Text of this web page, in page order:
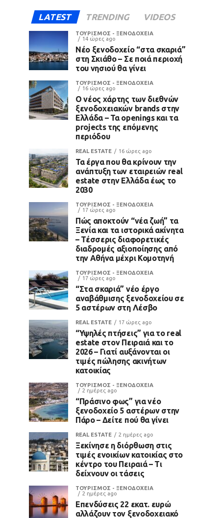
LATEST TRENDING VIDEOS
ΤΟΥΡΙΣΜΟΣ - ΞΕΝΟΔΟΧΕΙΑ
14 ώρες ago
Νέο ξενοδοχείο “στα σκαριά”
στη Σκιάθο – Σε ποιά περιοχή
του νησιού θα γίνει
ΤΟΥΡΙΣΜΟΣ - ΞΕΝΟΔΟΧΕΙΑ
16 ώρες ago
Ο νέος χάρτης των διεθνών
ξενοδοχειακών brands στην
Ελλάδα – Τα openings και τα
projects της επόμενης
περιόδου
REAL ESTATE 16 ώρες ago
Τα έργα που θα κρίνουν την
ανάπτυξη των εταιρειών real
estate στην Ελλάδα έως το
2030
ΤΟΥΡΙΣΜΟΣ - ΞΕΝΟΔΟΧΕΙΑ
17 ώρες ago
Πώς αποκτούν “νέα ζωή” τα
Ξενία και τα ιστορικά ακίνητα
– Τέσσερις διαφορετικές
διαδρομές αξιοποίησης από
την Αθήνα μέχρι Κομοτηνή
ΤΟΥΡΙΣΜΟΣ - ΞΕΝΟΔΟΧΕΙΑ
17 ώρες ago
“Στα σκαριά” νέο έργο
αναβάθμισης ξενοδοχείου σε
5 αστέρων στη Λέσβο
REAL ESTATE 17 ώρες ago
“Υψηλές πτήσεις” για το real
estate στον Πειραιά και το
2026 – Γιατί αυξάνονται οι
τιμές πώλησης ακινήτων
κατοικίας
ΤΟΥΡΙΣΜΟΣ - ΞΕΝΟΔΟΧΕΙΑ
2 ημέρες ago
“Πράσινο φως” για νέο
ξενοδοχείο 5 αστέρων στην
Πάρο – Δείτε πού θα γίνει
REAL ESTATE 2 ημέρες ago
Ξεκίνησε η διόρθωση στις
τιμές ενοικίων κατοικίας στο
κέντρο του Πειραιά – Τι
δείχνουν οι τάσεις
ΤΟΥΡΙΣΜΟΣ - ΞΕΝΟΔΟΧΕΙΑ
2 ημέρες ago
Επενδύσεις 22 εκατ. ευρώ
αλλάζουν τον ξενοδοχειακό